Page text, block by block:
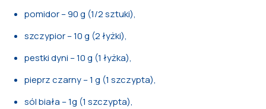
pomidor – 90 g (1/2 sztuki),
szczypior – 10 g (2 łyżki),
pestki dyni – 10 g (1 łyżka),
pieprz czarny – 1 g (1 szczypta),
sól biała – 1g (1 szczypta),